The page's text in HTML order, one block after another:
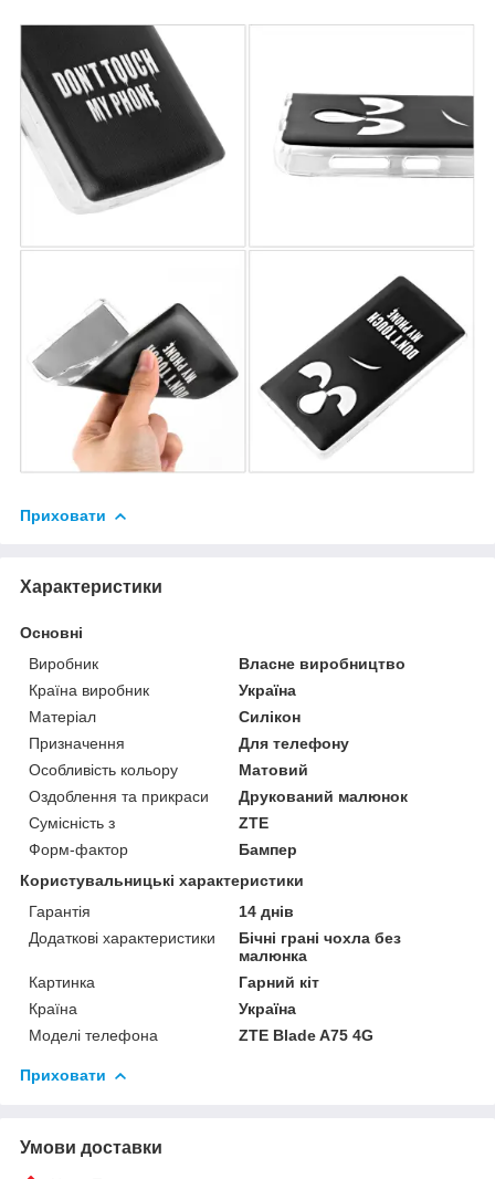
Приховати
Характеристики
Основні
Виробник
Власне виробництво
Країна виробник
Україна
Матеріал
Силікон
Призначення
Для телефону
Особливість кольору
Матовий
Оздоблення та прикраси
Друкований малюнок
Сумісність з
ZTE
Форм-фактор
Бампер
Користувальницькі характеристики
Гарантія
14 днів
Додаткові характеристики
Бічні грані чохла без
малюнка
Картинка
Гарний кіт
Країна
Україна
Моделі телефона
ZTE Blade A75 4G
Приховати
Умови доставки